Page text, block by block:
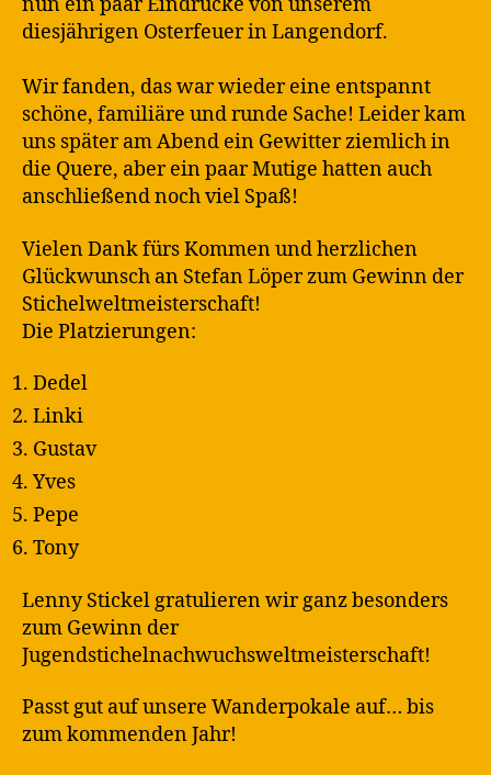
nun ein paar Eindrücke von unserem
diesjährigen Osterfeuer in Langendorf.
Wir fanden, das war wieder eine entspannt
schöne, familiäre und runde Sache! Leider kam
uns später am Abend ein Gewitter ziemlich in
die Quere, aber ein paar Mutige hatten auch
anschließend noch viel Spaß!
Vielen Dank fürs Kommen und herzlichen
Glückwunsch an Stefan Löper zum Gewinn der
Stichelweltmeisterschaft!
Die Platzierungen:
Dedel
Linki
Gustav
Yves
Pepe
Tony
Lenny Stickel gratulieren wir ganz besonders
zum Gewinn der
Jugendstichelnachwuchsweltmeisterschaft!
Passt gut auf unsere Wanderpokale auf… bis
zum kommenden Jahr!